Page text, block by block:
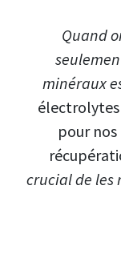
Quand
minéraux
pour
crucial de